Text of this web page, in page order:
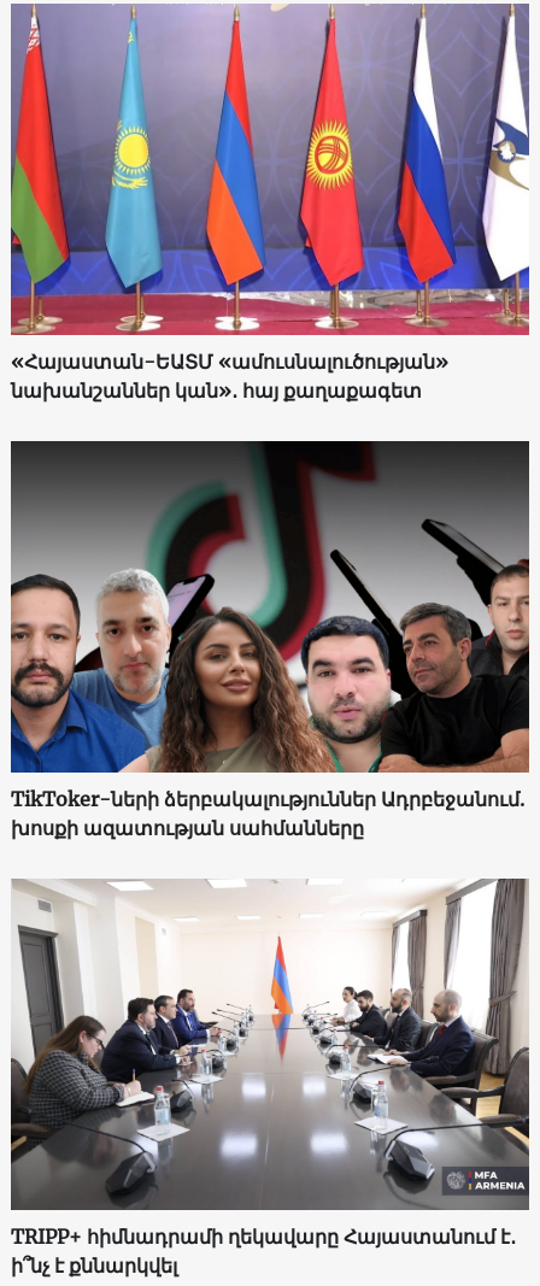
«Հայաստան-ԵԱՏՄ «ամուսնալուծության»
նախանշաններ կան»․ հայ քաղաքագետ
TikToker-ների ձերբակալություններ Ադրբեջանում.
խոսքի ազատության սահմանները
TRIPP+ հիմնադրամի ղեկավարը Հայաստանում է․
ի՞նչ է քննարկվել